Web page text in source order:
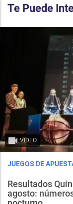
Te Puede
VIDEO
JUEGOS DE
Resultados
agosto: